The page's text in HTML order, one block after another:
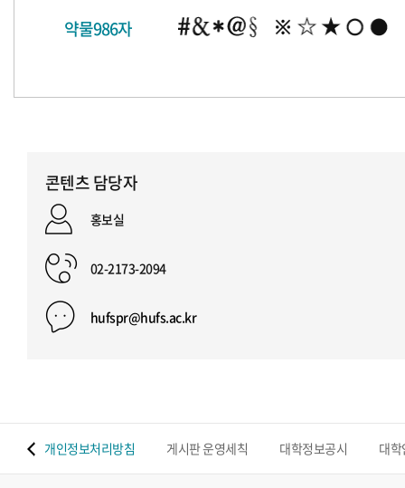
약물986자
콘텐츠 담당자
홍보실
02-2173-2094
hufspr@hufs.ac.kr
개인정보처리방침 게시판 운영세칙 대학정보공시 대